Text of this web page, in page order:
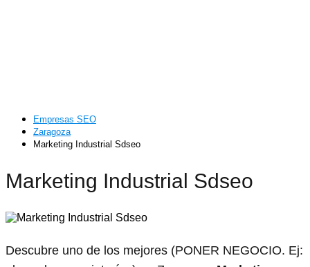
Empresas SEO
Zaragoza
Marketing Industrial Sdseo
Marketing Industrial Sdseo
Descubre uno de los mejores (PONER NEGOCIO. Ej: